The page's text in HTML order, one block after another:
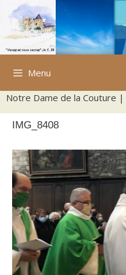
Aller
contenu
Menu
Notre Dame de la Couture |
IMG_8408